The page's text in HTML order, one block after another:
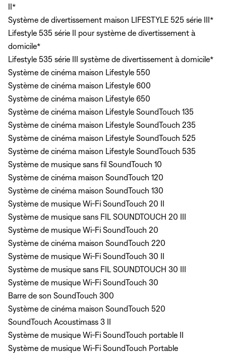
II*
Système de divertissement maison LIFESTYLE 525 série III*
Lifestyle 535 série II pour système de divertissement à
domicile*
Lifestyle 535 série III système de divertissement à domicile*
Système de cinéma maison Lifestyle 550
Système de cinéma maison Lifestyle 600
Système de cinéma maison Lifestyle 650
Système de cinéma maison Lifestyle SoundTouch 135
Système de cinéma maison Lifestyle SoundTouch 235
Système de cinéma maison Lifestyle SoundTouch 525
Système de cinéma maison Lifestyle SoundTouch 535
Système de musique sans fil SoundTouch 10
Système de cinéma maison SoundTouch 120
Système de cinéma maison SoundTouch 130
Système de musique Wi-Fi SoundTouch 20 II
Système de musique sans FIL SOUNDTOUCH 20 III
Système de musique Wi-Fi SoundTouch 20
Système de cinéma maison SoundTouch 220
Système de musique Wi-Fi SoundTouch 30 II
Système de musique sans FIL SOUNDTOUCH 30 III
Système de musique Wi-Fi SoundTouch 30
Barre de son SoundTouch 300
Système de cinéma maison SoundTouch 520
SoundTouch Acoustimass 3 II
Système de musique Wi-Fi SoundTouch portable II
Système de musique Wi-Fi SoundTouch Portable